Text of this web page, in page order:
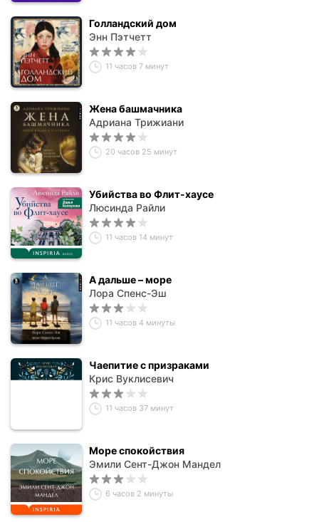
Голландский дом
Энн Пэтчетт
11 часов 7 минут
Жена башмачника
Адриана Трижиани
20 часов 25 минут
Убийства во Флит-хаусе
Люсинда Райли
11 часов 14 минут
А дальше – море
Лора Спенс-Эш
11 часов 4 минуты
Чаепитие с призраками
Крис Вуклисевич
11 часов 37 минут
Море спокойствия
Эмили Сент-Джон Мандел
6 часов 2 минуты